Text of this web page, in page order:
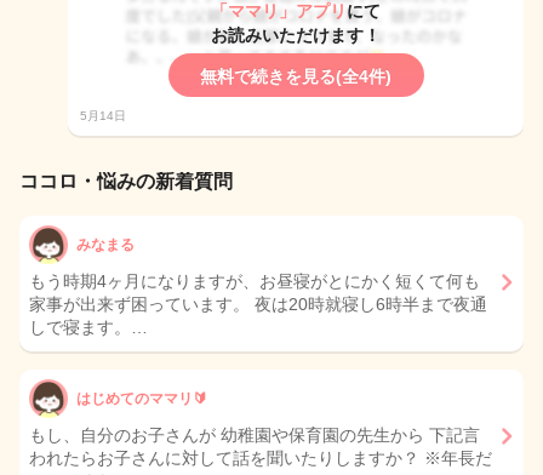
「ママリ」アプリ にて
お読みいただけます！
無料で続きを見る(全4件)
5月14日
ココロ・悩みの新着質問
みなまる
もう時期4ヶ月になりますが、お昼寝がとにかく短くて何も
家事が出来ず困っています。 夜は20時就寝し6時半まで夜通
しで寝ます。…
はじめてのママリ🔰
もし、自分のお子さんが 幼稚園や保育園の先生から 下記言
われたらお子さんに対して話を聞いたりしますか？ ※年長だ